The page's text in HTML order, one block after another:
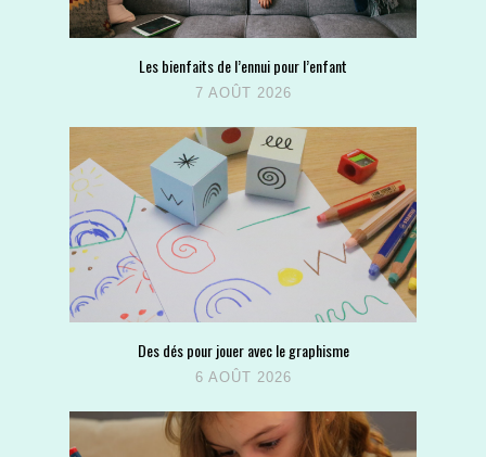
Les bienfaits de l’ennui pour l’enfant
7 AOÛT 2026
Des dés pour jouer avec le graphisme
6 AOÛT 2026